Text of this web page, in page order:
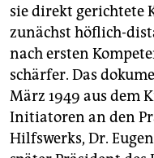
sie direkt gerichtete
zunächst höflich-
nach ersten
schärfer. Das
März 1949 aus dem
Initiatoren an den
Hilfswerks, Dr.